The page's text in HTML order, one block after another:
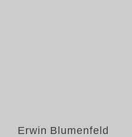
Erwin Blumenfeld